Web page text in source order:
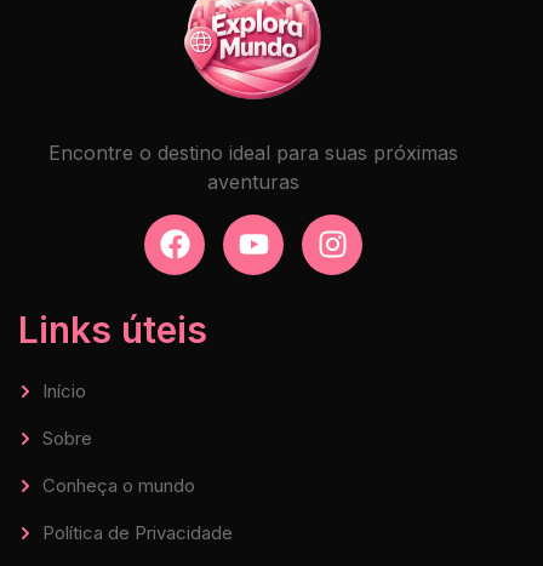
Encontre o destino ideal para suas próximas
aventuras
Links úteis
Início
Sobre
Conheça o mundo
Política de Privacidade